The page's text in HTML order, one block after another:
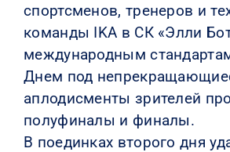
спортсменов, тренеров и
команды IKA в СК «Элли
международным
Днем под
аплодисменты зрителей
полуфиналы и финалы.
В поединках второго дня